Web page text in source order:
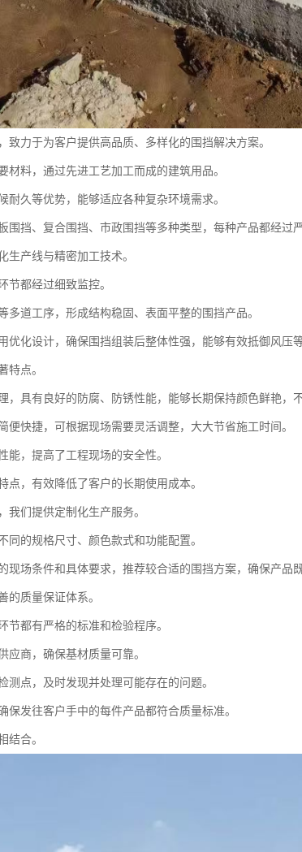
致力于为客户提供高品质、多样化的围挡解决方案。
材料，通过先进工艺加工而成的建筑用品。
耐久等优势，能够适应各种复杂环境需求。
围挡、复合围挡、市政围挡等多种类型，每种产品都经过
生产线与精密加工技术。
节都经过细致监控。
多道工序，形成结构稳固、表面平整的围挡产品。
优化设计，确保围挡组装后整体性强，能够有效抵御风压
特点。
，具有良好的防腐、防锈性能，能够长期保持颜色鲜艳，不
便快捷，可根据现场需要灵活调整，大大节省施工时间。
能，提高了工程现场的安全性。
点，有效降低了客户的长期使用成本。
我们提供定制化生产服务。
同的规格尺寸、颜色款式和功能配置。
现场条件和具体要求，推荐较合适的围挡方案，确保产品
的质量保证体系。
节都有严格的标准和检验程序。
应商，确保基材质量可靠。
测点，及时发现并处理可能存在的问题。
保发往客户手中的每件产品都符合质量标准。
结合。